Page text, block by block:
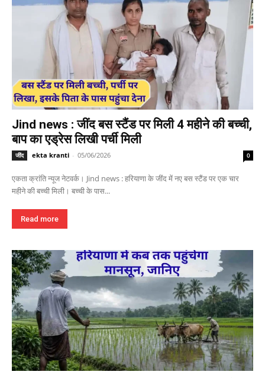
Jind news : जींद बस स्टैंड पर मिली 4 महीने की बच्ची,
बाप का एड्रेस लिखी पर्ची मिली
जींद ekta kranti - 05/06/2026 0
एकता क्रांति न्यूज नेटवर्क। Jind news : हरियाणा के जींद में नए बस स्टैंड पर एक चार
महीने की बच्ची मिली। बच्ची के पास...
Read more